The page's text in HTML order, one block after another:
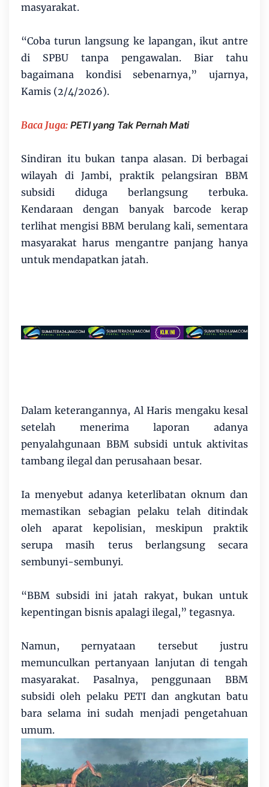
masyarakat.
“Coba turun langsung ke lapangan, ikut antre
di SPBU tanpa pengawalan. Biar tahu
bagaimana kondisi sebenarnya,” ujarnya,
Kamis (2/4/2026).
Baca Juga: PETI yang Tak Pernah Mati
Sindiran itu bukan tanpa alasan. Di berbagai
wilayah di Jambi, praktik pelangsiran BBM
subsidi diduga berlangsung terbuka.
Kendaraan dengan banyak barcode kerap
terlihat mengisi BBM berulang kali, sementara
masyarakat harus mengantre panjang hanya
untuk mendapatkan jatah.
Dalam keterangannya, Al Haris mengaku kesal
setelah menerima laporan adanya
penyalahgunaan BBM subsidi untuk aktivitas
tambang ilegal dan perusahaan besar.
Ia menyebut adanya keterlibatan oknum dan
memastikan sebagian pelaku telah ditindak
oleh aparat kepolisian, meskipun praktik
serupa masih terus berlangsung secara
sembunyi-sembunyi.
“BBM subsidi ini jatah rakyat, bukan untuk
kepentingan bisnis apalagi ilegal,” tegasnya.
Namun, pernyataan tersebut justru
memunculkan pertanyaan lanjutan di tengah
masyarakat. Pasalnya, penggunaan BBM
subsidi oleh pelaku PETI dan angkutan batu
bara selama ini sudah menjadi pengetahuan
umum.